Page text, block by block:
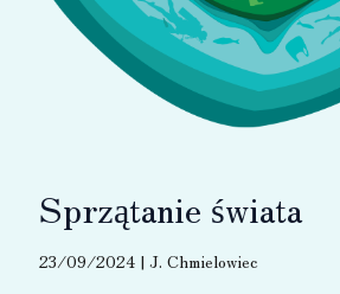
Sprzątanie świata
23/09/2024 | J. Chmielowiec